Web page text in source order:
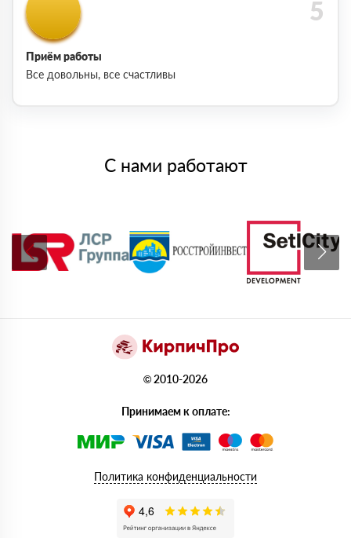
Приём работы
Все довольны, все счастливы
С нами работают
© 2010-2026
Принимаем к оплате:
Политика конфиденциальности